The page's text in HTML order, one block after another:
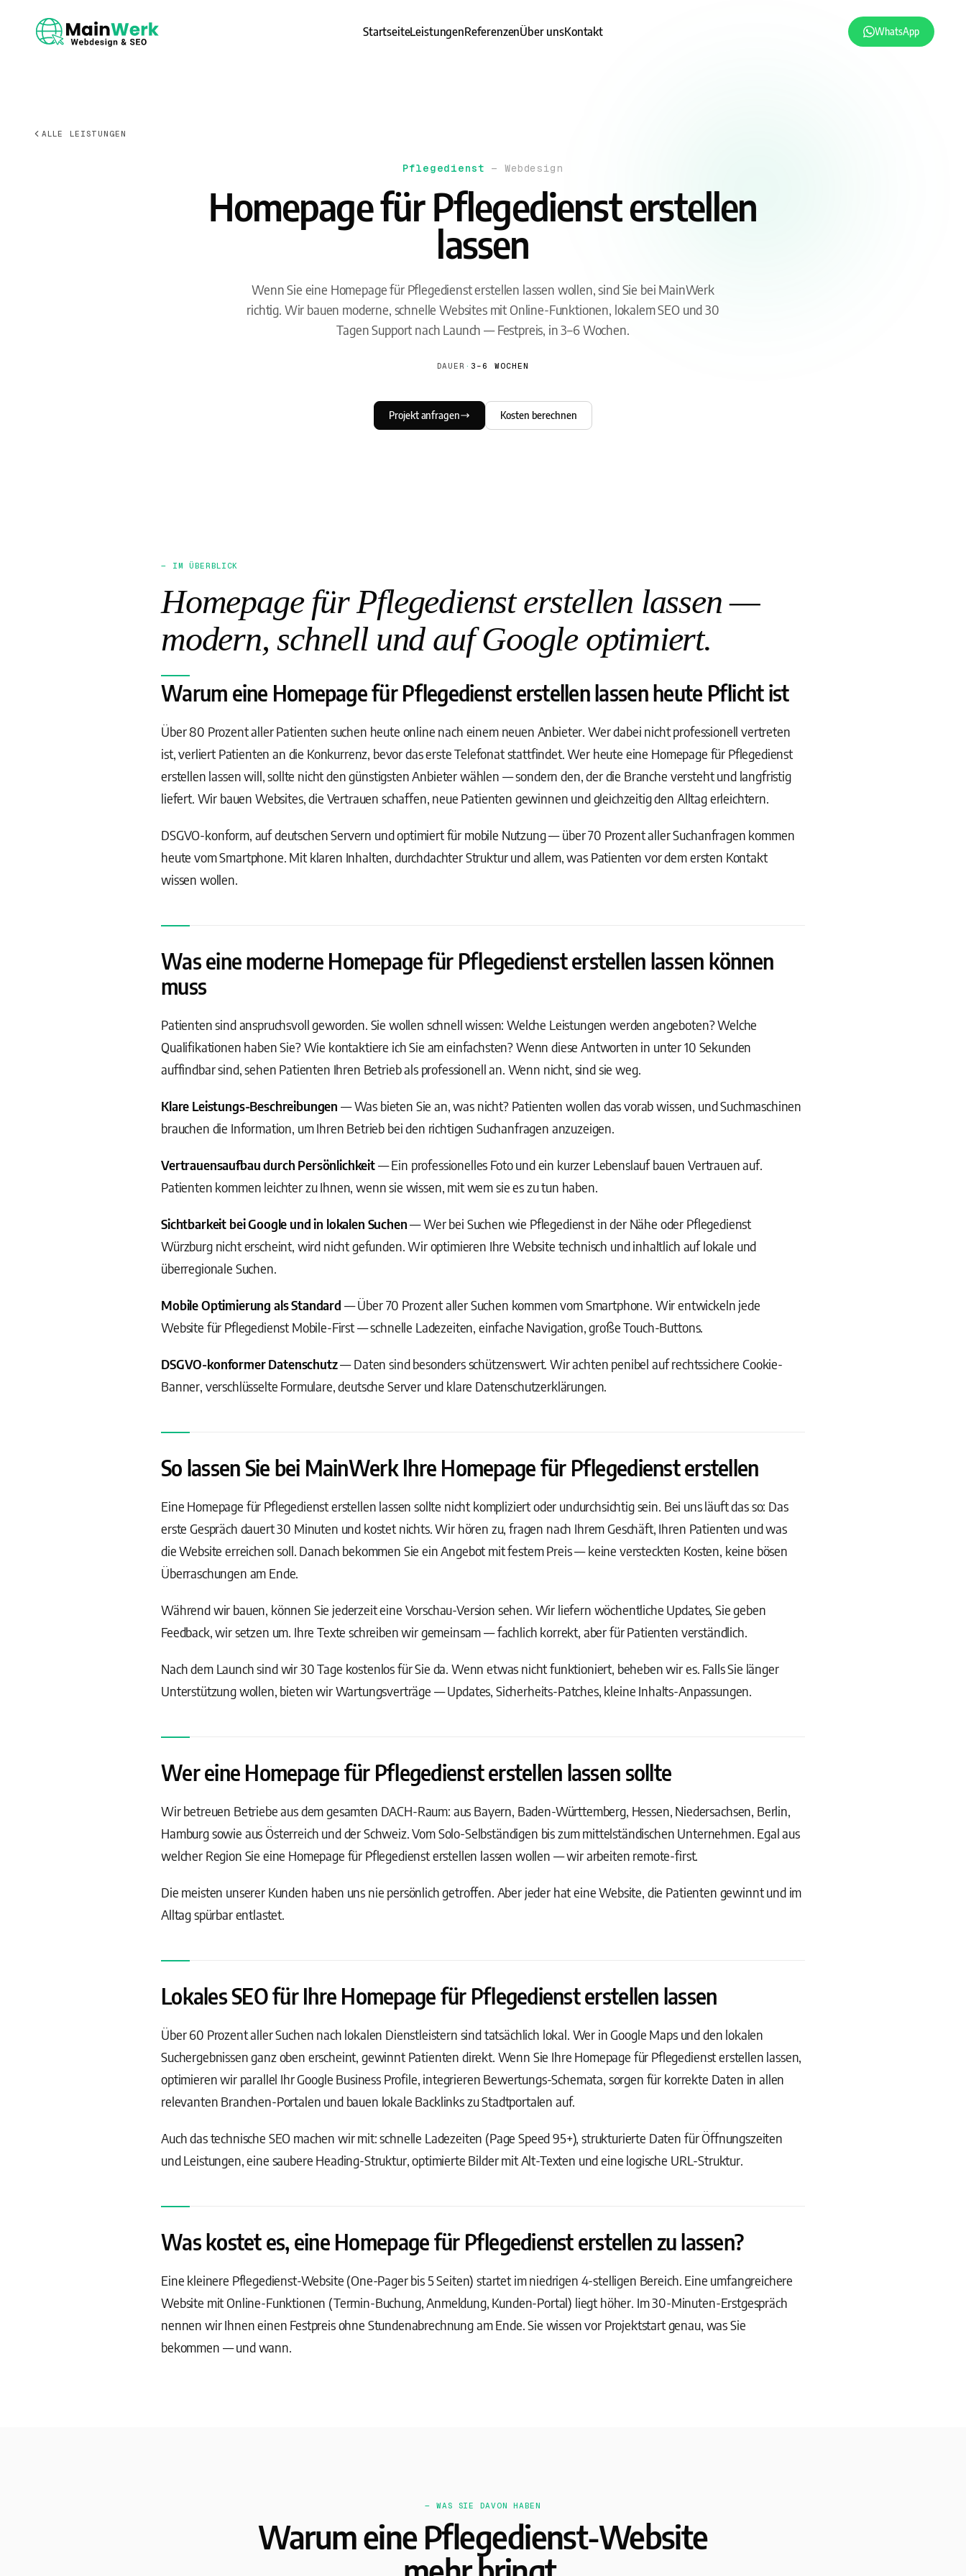
StartseiteLeistungenReferenzenÜber unsKontakt WhatsApp
ALLE LEISTUNGEN
Pflegedienst — Webdesign
Homepage für Pflegedienst erstellen
lassen
Wenn Sie eine Homepage für Pflegedienst erstellen lassen wollen, sind Sie bei MainWerk
richtig. Wir bauen moderne, schnelle Websites mit Online-Funktionen, lokalem SEO und 30
Tagen Support nach Launch — Festpreis, in 3–6 Wochen.
DAUER · 3–6 WOCHEN
Projekt anfragen Kosten berechnen
— IM ÜBERBLICK
Homepage für Pflegedienst erstellen lassen —
modern, schnell und auf Google optimiert.
Warum eine Homepage für Pflegedienst erstellen lassen heute Pflicht ist
Über 80 Prozent aller Patienten suchen heute online nach einem neuen Anbieter. Wer dabei nicht professionell vertreten
ist, verliert Patienten an die Konkurrenz, bevor das erste Telefonat stattfindet. Wer heute eine Homepage für Pflegedienst
erstellen lassen will, sollte nicht den günstigsten Anbieter wählen — sondern den, der die Branche versteht und langfristig
liefert. Wir bauen Websites, die Vertrauen schaffen, neue Patienten gewinnen und gleichzeitig den Alltag erleichtern.
DSGVO-konform, auf deutschen Servern und optimiert für mobile Nutzung — über 70 Prozent aller Suchanfragen kommen
heute vom Smartphone. Mit klaren Inhalten, durchdachter Struktur und allem, was Patienten vor dem ersten Kontakt
wissen wollen.
Was eine moderne Homepage für Pflegedienst erstellen lassen können
muss
Patienten sind anspruchsvoll geworden. Sie wollen schnell wissen: Welche Leistungen werden angeboten? Welche
Qualifikationen haben Sie? Wie kontaktiere ich Sie am einfachsten? Wenn diese Antworten in unter 10 Sekunden
auffindbar sind, sehen Patienten Ihren Betrieb als professionell an. Wenn nicht, sind sie weg.
Klare Leistungs-Beschreibungen — Was bieten Sie an, was nicht? Patienten wollen das vorab wissen, und Suchmaschinen
brauchen die Information, um Ihren Betrieb bei den richtigen Suchanfragen anzuzeigen.
Vertrauensaufbau durch Persönlichkeit— Ein professionelles Foto und ein kurzer Lebenslauf bauen Vertrauen auf.
Patienten kommen leichter zu Ihnen, wenn sie wissen, mit wem sie es zu tun haben.
Sichtbarkeit bei Google und in lokalen Suchen— Wer bei Suchen wie Pflegedienst in der Nähe oder Pflegedienst
Würzburg nicht erscheint, wird nicht gefunden. Wir optimieren Ihre Website technisch und inhaltlich auf lokale und
überregionale Suchen.
Mobile Optimierung als Standard — Über 70 Prozent aller Suchen kommen vom Smartphone. Wir entwickeln jede
Website für Pflegedienst Mobile-First — schnelle Ladezeiten, einfache Navigation, große Touch-Buttons.
DSGVO-konformer Datenschutz— Daten sind besonders schützenswert. Wir achten penibel auf rechtssichere Cookie-
Banner, verschlüsselte Formulare, deutsche Server und klare Datenschutzerklärungen.
So lassen Sie bei MainWerk Ihre Homepage für Pflegedienst erstellen
Eine Homepage für Pflegedienst erstellen lassen sollte nicht kompliziert oder undurchsichtig sein. Bei uns läuft das so: Das
erste Gespräch dauert 30 Minuten und kostet nichts. Wir hören zu, fragen nach Ihrem Geschäft, Ihren Patienten und was
die Website erreichen soll. Danach bekommen Sie ein Angebot mit festem Preis — keine versteckten Kosten, keine bösen
Überraschungen am Ende.
Während wir bauen, können Sie jederzeit eine Vorschau-Version sehen. Wir liefern wöchentliche Updates, Sie geben
Feedback, wir setzen um. Ihre Texte schreiben wir gemeinsam — fachlich korrekt, aber für Patienten verständlich.
Nach dem Launch sind wir 30 Tage kostenlos für Sie da. Wenn etwas nicht funktioniert, beheben wir es. Falls Sie länger
Unterstützung wollen, bieten wir Wartungsverträge — Updates, Sicherheits-Patches, kleine Inhalts-Anpassungen.
Wer eine Homepage für Pflegedienst erstellen lassen sollte
Wir betreuen Betriebe aus dem gesamten DACH-Raum: aus Bayern, Baden-Württemberg, Hessen, Niedersachsen, Berlin,
Hamburg sowie aus Österreich und der Schweiz. Vom Solo-Selbständigen bis zum mittelständischen Unternehmen. Egal aus
welcher Region Sie eine Homepage für Pflegedienst erstellen lassen wollen — wir arbeiten remote-first.
Die meisten unserer Kunden haben uns nie persönlich getroffen. Aber jeder hat eine Website, die Patienten gewinnt und im
Alltag spürbar entlastet.
Lokales SEO für Ihre Homepage für Pflegedienst erstellen lassen
Über 60 Prozent aller Suchen nach lokalen Dienstleistern sind tatsächlich lokal. Wer in Google Maps und den lokalen
Suchergebnissen ganz oben erscheint, gewinnt Patienten direkt. Wenn Sie Ihre Homepage für Pflegedienst erstellen lassen,
optimieren wir parallel Ihr Google Business Profile, integrieren Bewertungs-Schemata, sorgen für korrekte Daten in allen
relevanten Branchen-Portalen und bauen lokale Backlinks zu Stadtportalen auf.
Auch das technische SEO machen wir mit: schnelle Ladezeiten (Page Speed 95+), strukturierte Daten für Öffnungszeiten
und Leistungen, eine saubere Heading-Struktur, optimierte Bilder mit Alt-Texten und eine logische URL-Struktur.
Was kostet es, eine Homepage für Pflegedienst erstellen zu lassen?
Eine kleinere Pflegedienst-Website (One-Pager bis 5 Seiten) startet im niedrigen 4-stelligen Bereich. Eine umfangreichere
Website mit Online-Funktionen (Termin-Buchung, Anmeldung, Kunden-Portal) liegt höher. Im 30-Minuten-Erstgespräch
nennen wir Ihnen einen Festpreis ohne Stundenabrechnung am Ende. Sie wissen vor Projektstart genau, was Sie
bekommen — und wann.
— WAS SIE DAVON HABEN
Warum eine Pflegedienst-Website